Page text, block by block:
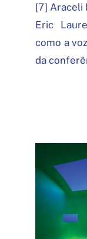
[7] Araceli
Eric
como a
da